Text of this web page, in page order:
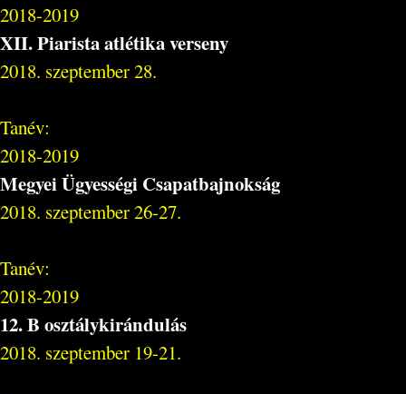
2018-2019
XII. Piarista atlétika verseny
2018. szeptember 28.
Tanév:
2018-2019
Megyei Ügyességi Csapatbajnokság
2018. szeptember 26-27.
Tanév:
2018-2019
12. B osztálykirándulás
2018. szeptember 19-21.